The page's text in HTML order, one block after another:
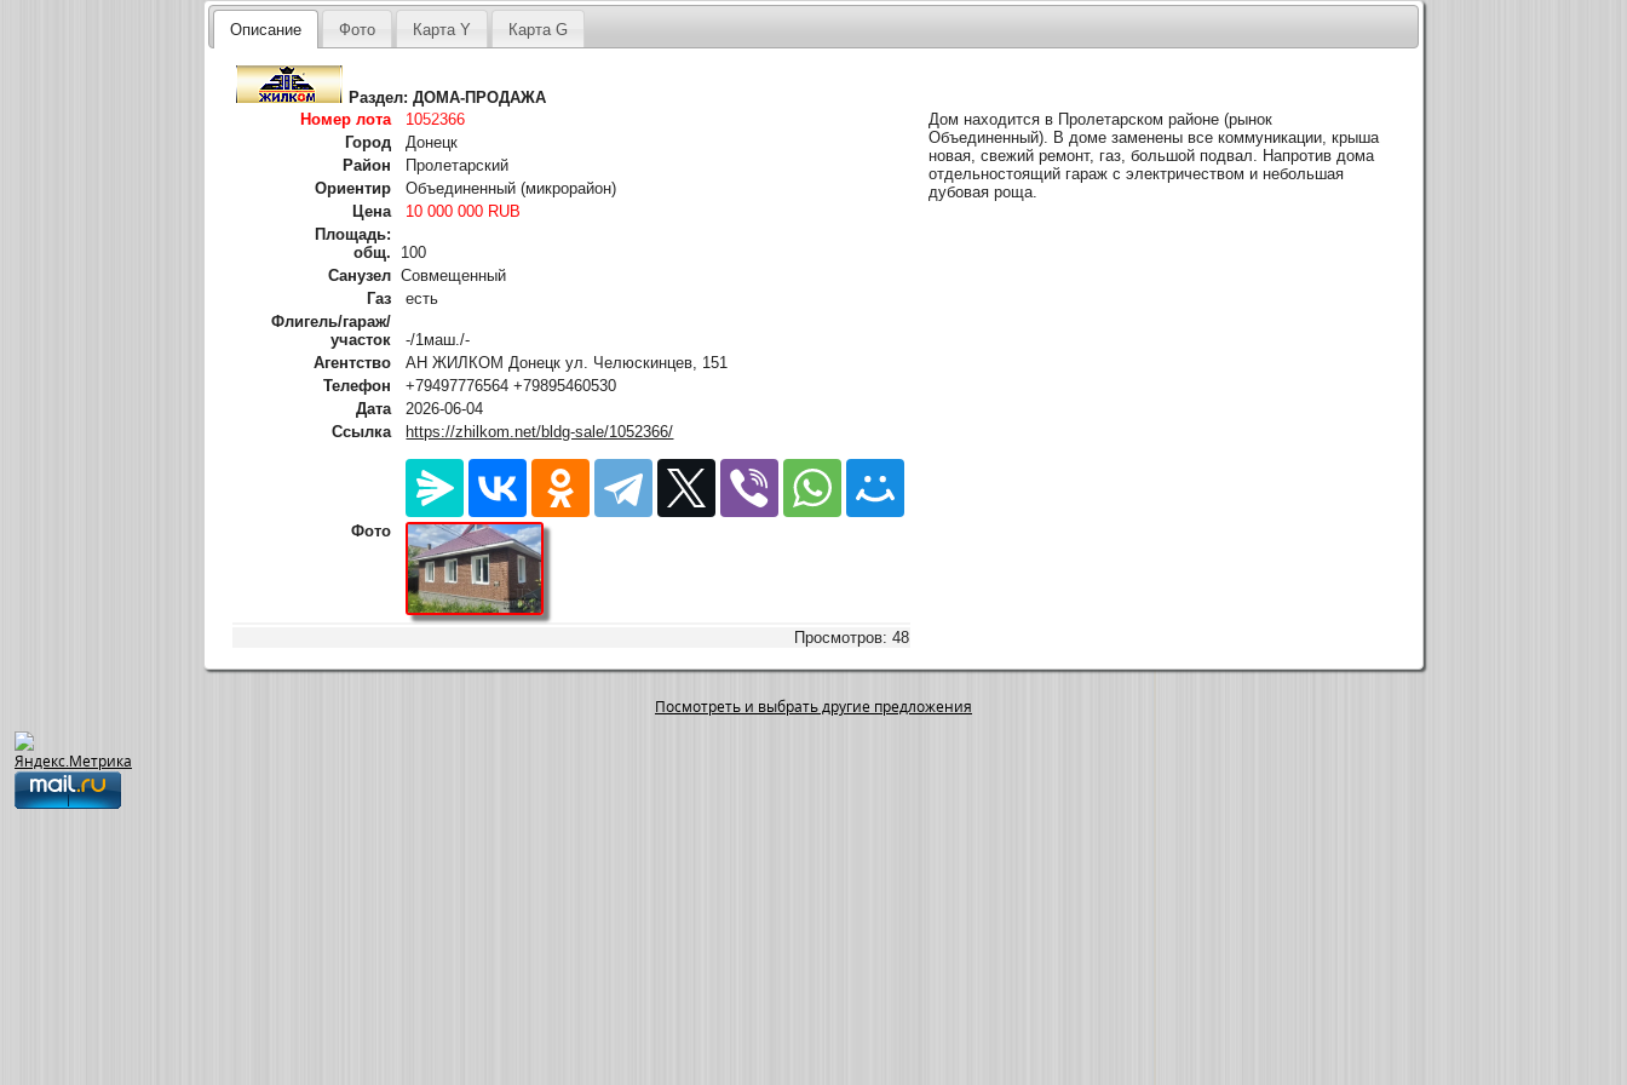
Описание Фото Карта Y Карта G
Раздел:ДОМА-ПРОДАЖА
Номер лота
1052366
Город
Донецк
Район
Пролетарский
Ориентир
Объединенный (микрорайон)
Цена
10 000 000 RUB
Площадь:
общ.
100
Санузел Совмещенный
Газ
есть
Флигель/гараж/
участок
-/1маш./-
Агентство
АН ЖИЛКОМ Донецк ул. Челюскинцев, 151
Телефон
+79497776564 +79895460530
Дата
2026-06-04
Ссылка
https://zhilkom.net/bldg-sale/1052366/
Фото
Просмотров: 48
Дом находится в Пролетарском районе (рынок
Объединенный). В доме заменены все коммуникации, крыша
новая, свежий ремонт, газ, большой подвал. Напротив дома
отдельностоящий гараж с электричеством и небольшая
дубовая роща.
Посмотреть и выбрать другие предложения